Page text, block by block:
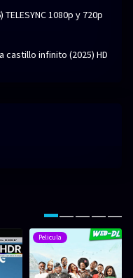
1080p y 720p
castillo infinito (2025) HD
Pelicula